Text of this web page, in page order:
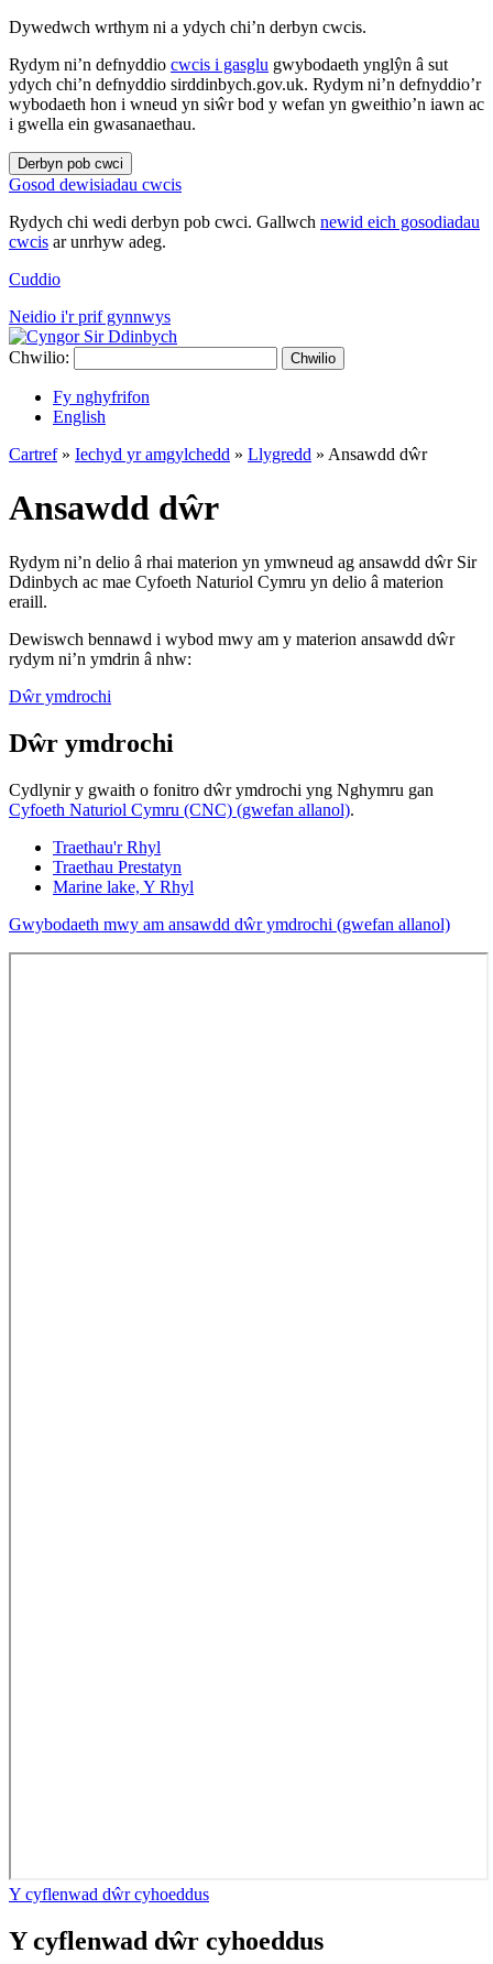
Dywedwch wrthym ni a ydych chi’n derbyn cwcis.
Rydym ni’n defnyddio cwcis i gasglu gwybodaeth ynglŷn â sut
ydych chi’n defnyddio sirddinbych.gov.uk. Rydym ni’n defnyddio’r
wybodaeth hon i wneud yn siŵr bod y wefan yn gweithio’n iawn ac
i gwella ein gwasanaethau.
Derbyn pob cwci
Gosod dewisiadau cwcis
Rydych chi wedi derbyn pob cwci. Gallwch newid eich gosodiadau
cwcis ar unrhyw adeg.
Cuddio
Neidio i'r prif gynnwys
Chwilio: Chwilio
Fy nghyfrifon
English
Cartref» Iechyd yr amgylchedd » Llygredd » Ansawdd dŵr
Ansawdd dŵr
Rydym ni’n delio â rhai materion yn ymwneud ag ansawdd dŵr Sir
Ddinbych ac mae Cyfoeth Naturiol Cymru yn delio â materion
eraill.
Dewiswch bennawd i wybod mwy am y materion ansawdd dŵr
rydym ni’n ymdrin â nhw:
Dŵr ymdrochi
Dŵr ymdrochi
Cydlynir y gwaith o fonitro dŵr ymdrochi yng Nghymru gan
Cyfoeth Naturiol Cymru (CNC) (gwefan allanol).
Traethau'r Rhyl
Traethau Prestatyn
Marine lake, Y Rhyl
Gwybodaeth mwy am ansawdd dŵr ymdrochi (gwefan allanol)
Y cyflenwad dŵr cyhoeddus
Y cyflenwad dŵr cyhoeddus